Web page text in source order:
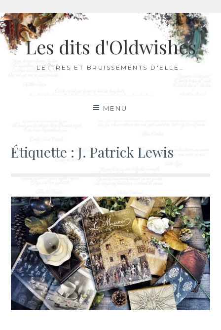
Aller
au
contenuLes dits d'Oldwishes
LETTRES ET BRUISSEMENTS D'ELLE…
MENU
Étiquette :J. Patrick Lewis